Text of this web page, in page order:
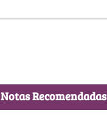
Notas Recomendadas